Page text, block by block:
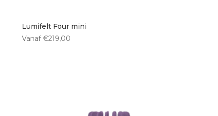
Lumifelt Four mini
Vanaf €219,00